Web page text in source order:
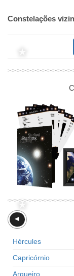
Constelações
►
Hércules
Capricórnio
Arqueiro